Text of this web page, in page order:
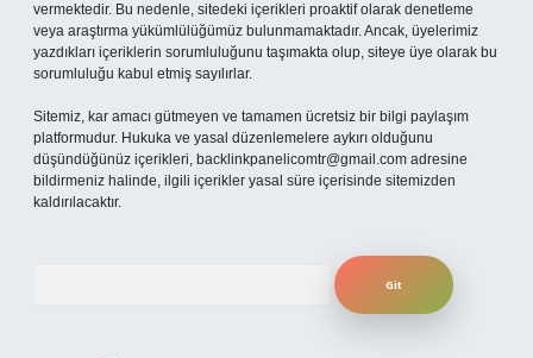
vermektedir. Bu nedenle, sitedeki içerikleri proaktif olarak denetleme
veya araştırma yükümlülüğümüz bulunmamaktadır. Ancak, üyelerimiz
yazdıkları içeriklerin sorumluluğunu taşımakta olup, siteye üye olarak bu
sorumluluğu kabul etmiş sayılırlar.
Sitemiz, kar amacı gütmeyen ve tamamen ücretsiz bir bilgi paylaşım
platformudur. Hukuka ve yasal düzenlemelere aykırı olduğunu
düşündüğünüz içerikleri, backlinkpanelicomtr@gmail.com adresine
bildirmeniz halinde, ilgili içerikler yasal süre içerisinde sitemizden
kaldırılacaktır.